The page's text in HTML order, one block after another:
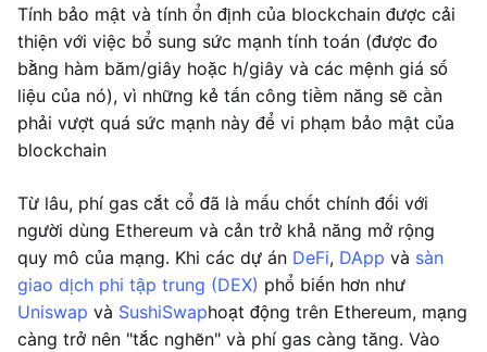
Tính bảo mật và tính ổn định của blockchain được cải
thiện với việc bổ sung sức mạnh tính toán (được đo
bằng hàm băm/giây hoặc h/giây và các mệnh giá số
liệu của nó), vì những kẻ tấn công tiềm năng sẽ cần
phải vượt quá sức mạnh này để vi phạm bảo mật của
blockchain
Từ lâu, phí gas cắt cổ đã là mấu chốt chính đối với
người dùng Ethereum và cản trở khả năng mở rộng
quy mô của mạng. Khi các dự án DeFi, DApp và sàn
giao dịch phi tập trung (DEX) phổ biến hơn như
Uniswap và SushiSwaphoạt động trên Ethereum, mạng
càng trở nên "tắc nghẽn" và phí gas càng tăng. Vào